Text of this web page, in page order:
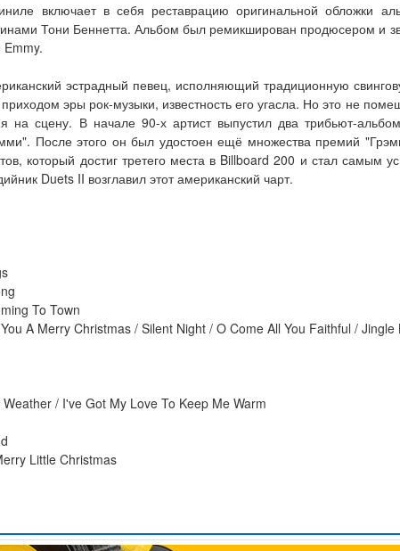
включает в себя реставрацию оригинальной обложки
Тони Беннетта. Альбом был ремикширован продюсером и
эстрадный певец, исполняющий традиционную
эры рок-музыки, известность его угасла. Но это не
на сцену. В начале 90-х артист выпустил два трибьют-
После этого он был удостоен ещё множества премий
который достиг третего места в Billboard 200 и стал
Duets II возглавил этот американский чарт.
To Town
A Merry Christmas / Silent Night / O Come All You Faithful /
/ I've Got My Love To Keep Me Warm
Little Christmas